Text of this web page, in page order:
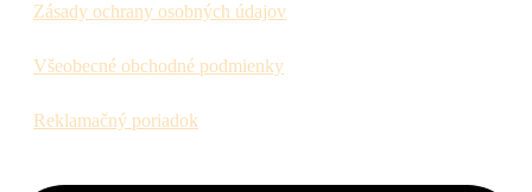
Zásady ochrany osobných údajov
Všeobecné obchodné podmienky
Reklamačný poriadok